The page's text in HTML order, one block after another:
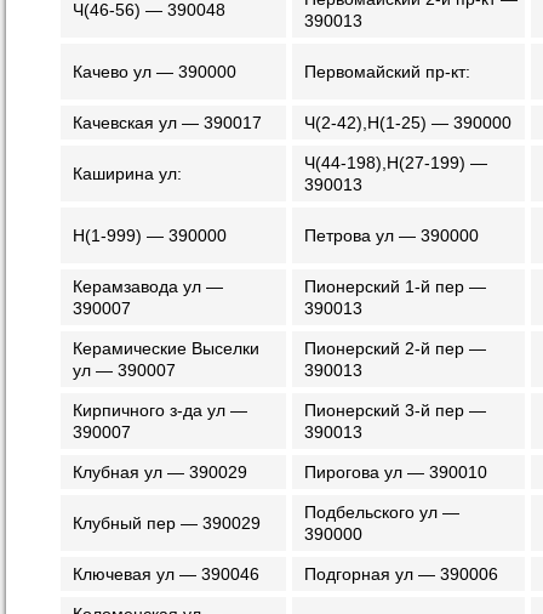
Ч(46-56) — 390048
390013
Качево ул — 390000 Первомайский пр-кт:
Качевская ул — 390017 Ч(2-42),Н(1-25) — 390000
Каширина ул:
Ч(44-198),Н(27-199) —
390013
Н(1-999) — 390000 Петрова ул — 390000
Керамзавода ул —
390007
Пионерский 1-й пер —
390013
Керамические Выселки
ул — 390007
Пионерский 2-й пер —
390013
Кирпичного з-да ул —
390007
Пионерский 3-й пер —
390013
Клубная ул — 390029 Пирогова ул — 390010
Клубный пер — 390029
Подбельского ул —
390000
Ключевая ул — 390046 Подгорная ул — 390006